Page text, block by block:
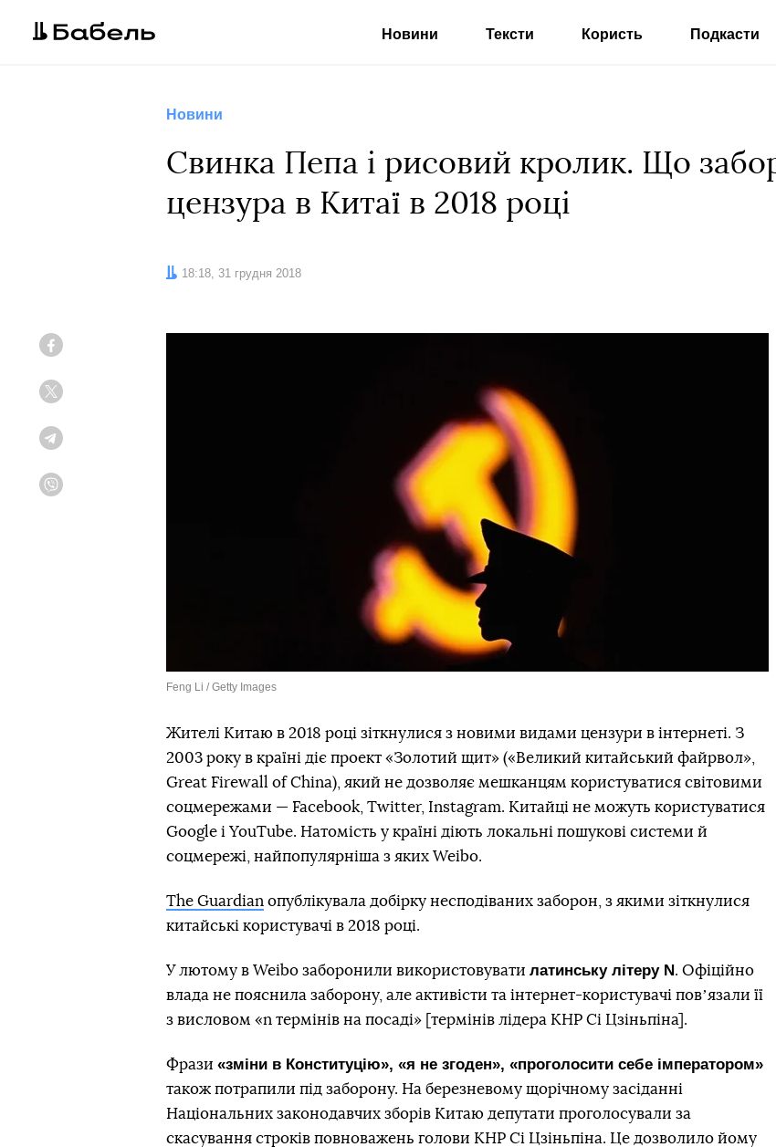
Новини Тексти Користь Подкасти
Новини
Свинка Пепа і рисовий кролик. Що
цензура в Китаї в 2018 році
Дата:
18:18, 31 грудня 2018
Feng Li / Getty Images
Жителі Китаю в 2018 році зіткнулися з новими видами цензури в інтернеті. З
2003 року в країні діє проект «Золотий щит» («Великий китайський файрвол»,
Great Firewall of China), який не дозволяє мешканцям користуватися світовими
соцмережами — Facebook, Twitter, Instagram. Китайці не можуть користуватися
Google і YouTube. Натомість у країні діють локальні пошукові системи й
соцмережі, найпопулярніша з яких Weibo.
The Guardian опублікувала добірку несподіваних заборон, з якими зіткнулися
китайські користувачі в 2018 році.
У лютому в Weibo заборонили використовувати латинську літеру N. Офіційно
влада не пояснила заборону, але активісти та інтернет-користувачі повʼязали її
з висловом «n термінів на посаді» [термінів лідера КНР Сі Цзіньпіна].
Фрази «зміни в Конституцію», «я не згоден», «проголосити себе імператором»
також потрапили під заборону. На березневому щорічному засіданні
Національних законодавчих зборів Китаю депутати проголосували за
скасування строків повноважень голови КНР Сі Цзіньпіна. Це дозволило йому